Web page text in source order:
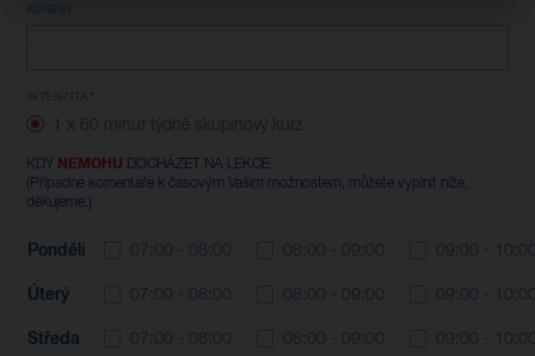
1 x 60 minut týdně skupinový kurz
KDY NEMOHU DOCHÁZET NA LEKCE
(Případné komentáře k časovým Vašim možnostem, můžete vyplnit níže,
děkujeme.)
Pondělí 07:00 - 08:00 08:00 - 09:00 09:00 -
Úterý 07:00 - 08:00 08:00 - 09:00 09:00 -
Středa 07:00 - 08:00 08:00 - 09:00 09:00 -